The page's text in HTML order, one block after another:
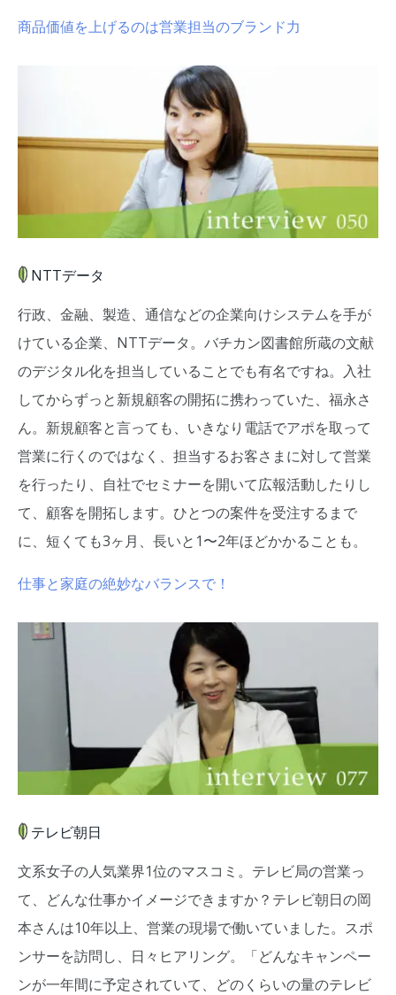
商品価値を上げるのは営業担当のブランド力
NTTデータ
行政、金融、製造、通信などの企業向けシステムを手が
けている企業、NTTデータ。バチカン図書館所蔵の文献
のデジタル化を担当していることでも有名ですね。入社
してからずっと新規顧客の開拓に携わっていた、福永さ
ん。新規顧客と言っても、いきなり電話でアポを取って
営業に行くのではなく、担当するお客さまに対して営業
を行ったり、自社でセミナーを開いて広報活動したりし
て、顧客を開拓します。ひとつの案件を受注するまで
に、短くても3ヶ月、長いと1〜2年ほどかかることも。
仕事と家庭の絶妙なバランスで！
テレビ朝日
文系女子の人気業界1位のマスコミ。テレビ局の営業っ
て、どんな仕事かイメージできますか？テレビ朝日の岡
本さんは10年以上、営業の現場で働いていました。スポ
ンサーを訪問し、日々ヒアリング。「どんなキャンペー
ンが一年間に予定されていて、どのくらいの量のテレビ